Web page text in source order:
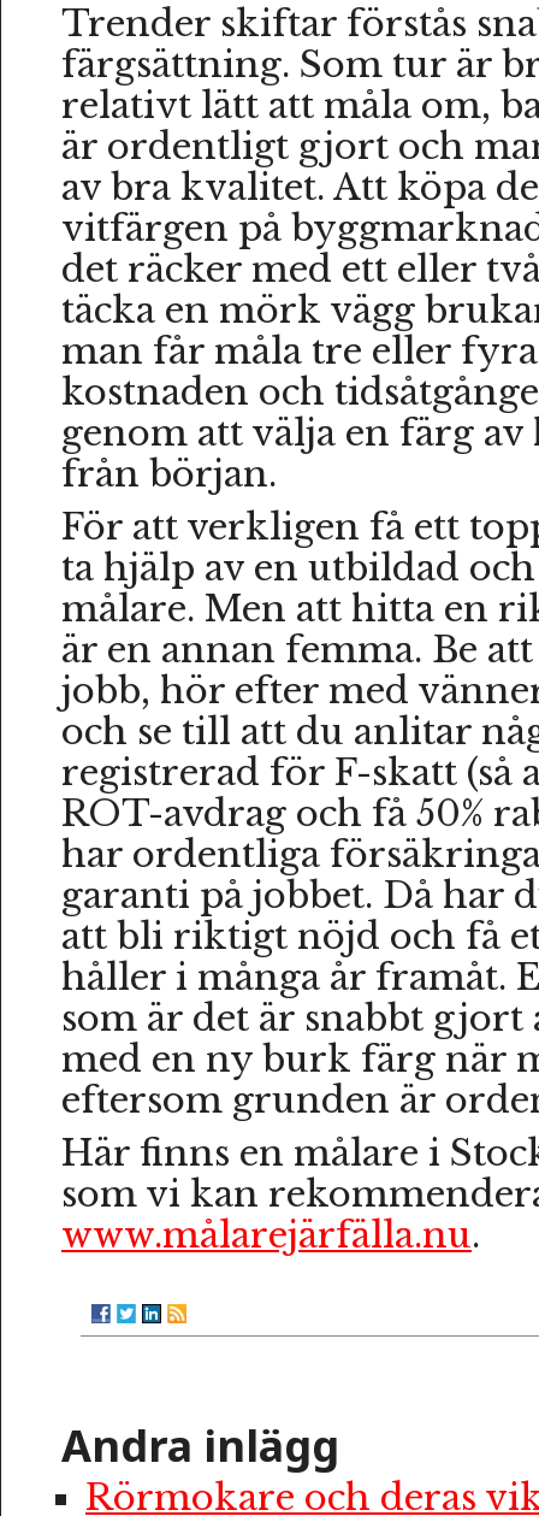
Trender skiftar förstås
färgsättning. Som tur är
relativt lätt att måla om,
är ordentligt gjort och
av bra kvalitet. Att köpa
vitfärgen på
det räcker med ett eller
täcka en mörk vägg
man får måla tre eller
kostnaden och
genom att välja en färg
från början.
För att verkligen få ett
ta hjälp av en utbildad
målare. Men att hitta en
är en annan femma. Be
jobb, hör efter med
och se till att du anlitar
registrerad för F-skatt (så
ROT-avdrag och få 50%
har ordentliga
garanti på jobbet. Då har
att bli riktigt nöjd och få
håller i många år framåt.
som är det är snabbt gjort
med en ny burk färg när
eftersom grunden är
Här finns en målare i
som vi kan
www.målarejärfälla.nu.
Andra inlägg
Rörmokare och deras